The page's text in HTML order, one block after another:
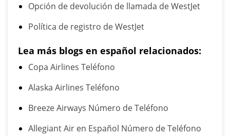
Opción de devolución de llamada de WestJet
Política de registro de WestJet
Lea más blogs en español relacionados:
Copa Airlines Teléfono
Alaska Airlines Teléfono
Breeze Airways Número de Teléfono
Allegiant Air en Español Número de Teléfono